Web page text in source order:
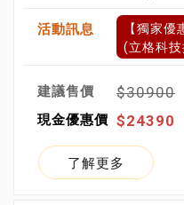
【獨家
(立格科
$30900
$24390
了解更多